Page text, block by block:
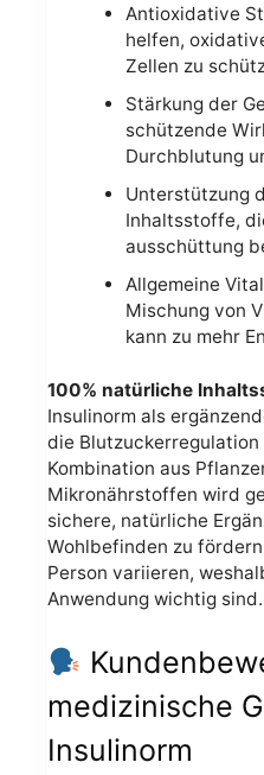
Antioxidative
helfen,
Zellen zu
Stärkung der
schützende
Durchblutung
Unterstützung
Inhaltsstoffe,
ausschüttung
Allgemeine
Mischung von
kann zu mehr
100% natürliche
Insulinorm als
die
Kombination aus
Mikronährstoffen wird
sichere, natürliche
Wohlbefinden zu
Person variieren,
Anwendung wichtig sind.
medizinische
Insulinorm